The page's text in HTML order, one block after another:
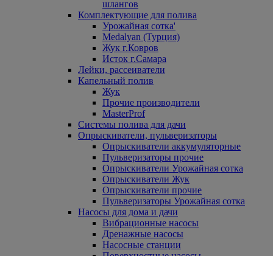
шлангов
Комплектующие для полива
Урожайная сотка'
Medalyan (Турция)
Жук г.Ковров
Исток г.Самара
Лейки, рассеиватели
Капельный полив
Жук
Прочие производители
MasterProf
Системы полива для дачи
Опрыскиватели, пульверизаторы
Опрыскиватели аккумуляторные
Пульверизаторы прочие
Опрыскиватели Урожайная сотка
Опрыскиватели Жук
Опрыскиватели прочие
Пульверизаторы Урожайная сотка
Насосы для дома и дачи
Вибрационные насосы
Дренажные насосы
Насосные станции